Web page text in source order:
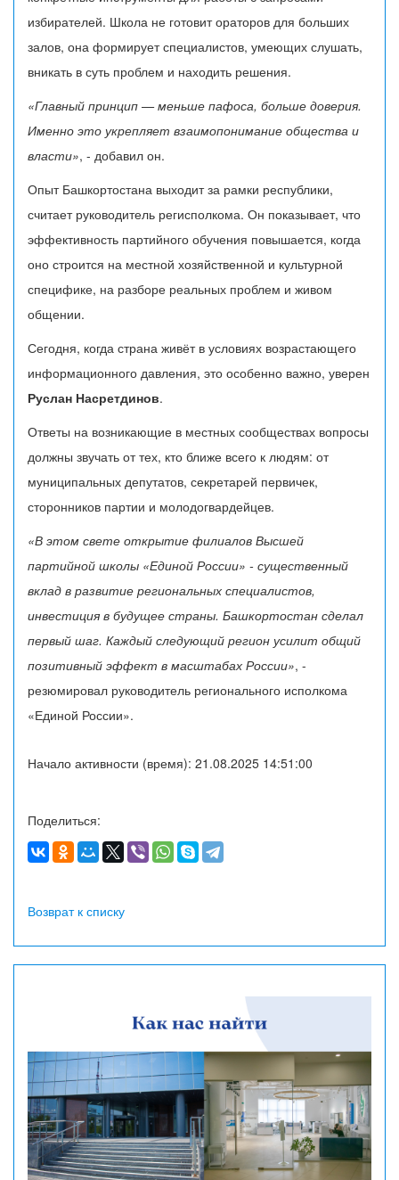
избирателей. Школа не готовит ораторов для больших
залов, она формирует специалистов, умеющих слушать,
вникать в суть проблем и находить решения.
«Главный принцип — меньше пафоса, больше доверия.
Именно это укрепляет взаимопонимание общества и
власти», - добавил он.
Опыт Башкортостана выходит за рамки республики,
считает руководитель регисполкома. Он показывает, что
эффективность партийного обучения повышается, когда
оно строится на местной хозяйственной и культурной
специфике, на разборе реальных проблем и живом
общении.
Сегодня, когда страна живёт в условиях возрастающего
информационного давления, это особенно важно, уверен
Руслан Насретдинов.
Ответы на возникающие в местных сообществах вопросы
должны звучать от тех, кто ближе всего к людям: от
муниципальных депутатов, секретарей первичек,
сторонников партии и молодогвардейцев.
«В этом свете открытие филиалов Высшей
партийной школы «Единой России» - существенный
вклад в развитие региональных специалистов,
инвестиция в будущее страны. Башкортостан сделал
первый шаг. Каждый следующий регион усилит общий
позитивный эффект в масштабах России», -
резюмировал руководитель регионального исполкома
«Единой России».
Начало активности (время): 21.08.2025 14:51:00
Поделиться:
Возврат к списку